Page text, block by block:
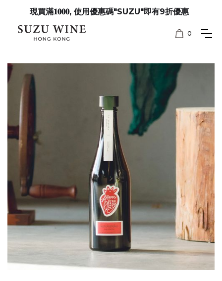
現買滿𝟏𝟎𝟎𝟎, 使用優惠碼"SUZU"即有9折優惠
0